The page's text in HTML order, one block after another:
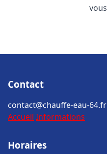
vous
Contact
contact@chauffe-eau-64.fr
Accueil Informations
Horaires